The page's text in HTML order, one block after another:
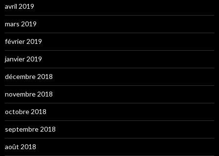
avril 2019
mars 2019
février 2019
janvier 2019
décembre 2018
novembre 2018
octobre 2018
septembre 2018
août 2018